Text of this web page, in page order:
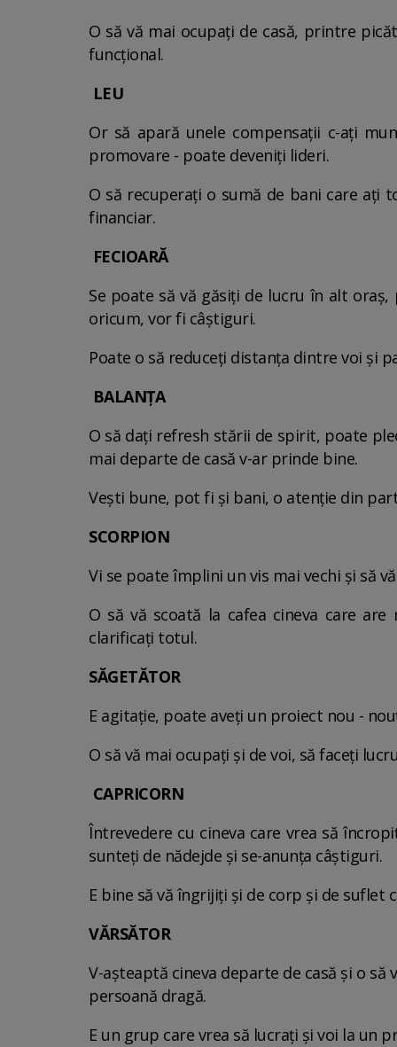
O să vă mai ocupaţi de casă, printre
funcţional.
LEU
Or să apară unele compensaţii c-aţi
promovare - poate deveniţi lideri.
O să recuperaţi o sumă de bani care aţi
financiar.
FECIOARĂ
Se poate să vă găsiţi de lucru în alt
oricum, vor fi câştiguri.
Poate o să reduceţi distanţa dintre voi şi
BALANŢA
O să daţi refresh stării de spirit, poate
mai departe de casă v-ar prinde bine.
Veşti bune, pot fi şi bani, o atenţie din
SCORPION
Vi se poate împlini un vis mai vechi şi să
O să vă scoată la cafea cineva care
clarificaţi totul.
SĂGETĂTOR
E agitaţie, poate aveţi un proiect nou -
O să vă mai ocupaţi şi de voi, să faceţi
CAPRICORN
Întrevedere cu cineva care vrea să
sunteţi de nădejde şi se-anunţa câştiguri.
E bine să vă îngrijiţi şi de corp şi de
VĂRSĂTOR
V-aşteaptă cineva departe de casă şi o
persoană dragă.
E un grup care vrea să lucraţi şi voi la un